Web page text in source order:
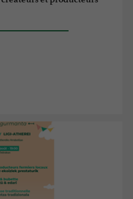
vous régaler !
le Pays Basque !